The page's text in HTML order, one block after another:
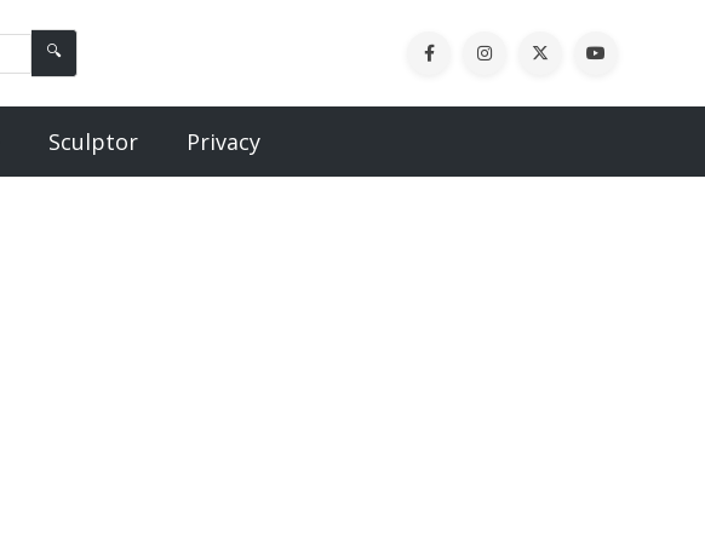
🔍
Sculptor Privacy